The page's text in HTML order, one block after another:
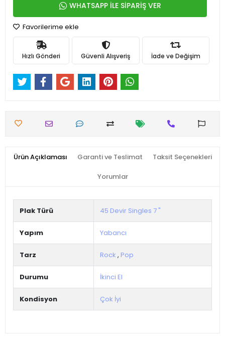
WHATSAPP İLE SİPARİŞ VER
Favorilerime ekle
Hızlı Gönderi Güvenli Alışveriş İade ve Değişim
Ürün Açıklaması Garanti ve Teslimat Taksit Seçenekleri
Yorumlar
Plak Türü 45 Devir Singles 7 "
Yapım Yabancı
Tarz Rock , Pop
Durumu İkinci El
Kondisyon Çok İyi